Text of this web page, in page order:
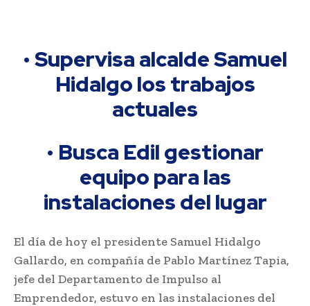
• Supervisa alcalde Samuel
Hidalgo los trabajos
actuales
• Busca Edil gestionar
equipo para las
instalaciones del lugar
El día de hoy el presidente Samuel Hidalgo
Gallardo, en compañía de Pablo Martínez Tapia,
jefe del Departamento de Impulso al
Emprendedor, estuvo en las instalaciones del